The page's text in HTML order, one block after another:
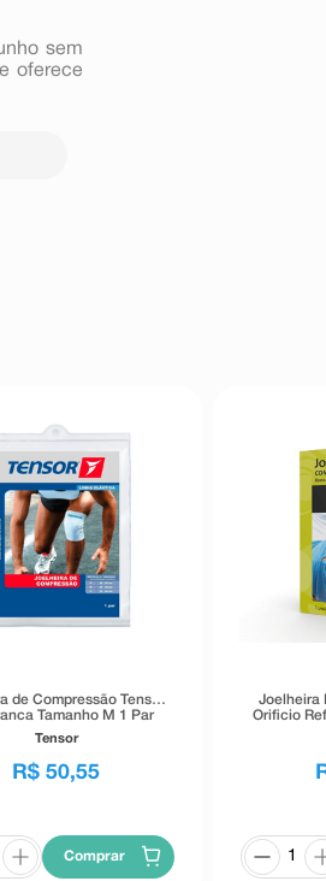
sem
oferece
de Compressão Tensor
Tamanho M 1 Par
Tensor
R$ 50,55
Comprar
Joelheira
Orificio